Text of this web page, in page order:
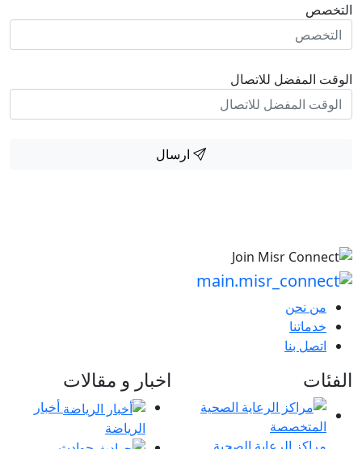
التخصص
الوقت المفضل للاتصال
ارسال
من نحن
خدماتنا
اتصل بنا
الفئات اخبار و مقالات
أخبار
الرياضة